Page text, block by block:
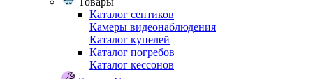
Каталог септиков
Камеры видеонаблюдения
Каталог купелей
Каталог погребов
Каталог кессонов